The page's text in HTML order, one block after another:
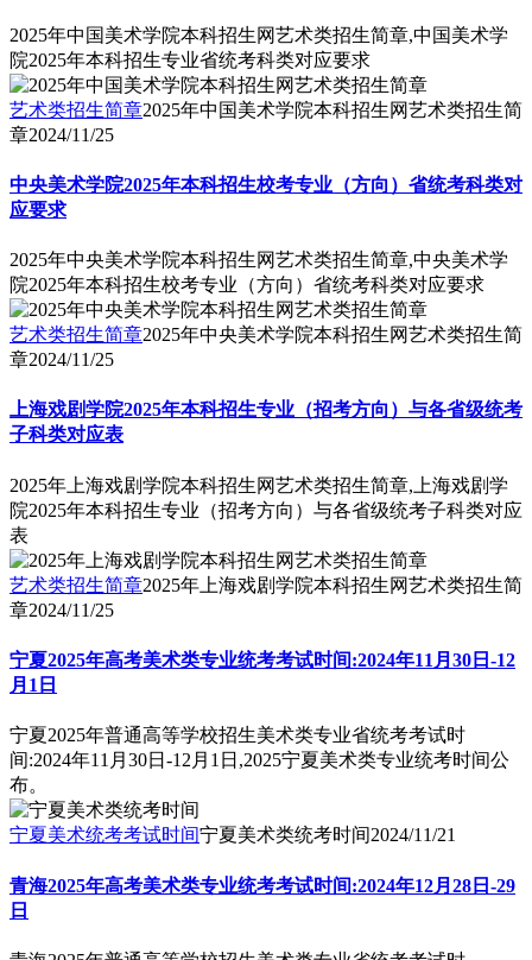
2025年中国美术学院本科招生网艺术类招生简章,中国美术学
院2025年本科招生专业省统考科类对应要求
艺术类招生简章2025年中国美术学院本科招生网艺术类招生简
章2024/11/25
中央美术学院2025年本科招生校考专业（方向）省统考科类对
应要求
2025年中央美术学院本科招生网艺术类招生简章,中央美术学
院2025年本科招生校考专业（方向）省统考科类对应要求
艺术类招生简章2025年中央美术学院本科招生网艺术类招生简
章2024/11/25
上海戏剧学院2025年本科招生专业（招考方向）与各省级统考
子科类对应表
2025年上海戏剧学院本科招生网艺术类招生简章,上海戏剧学
院2025年本科招生专业（招考方向）与各省级统考子科类对应
表
艺术类招生简章2025年上海戏剧学院本科招生网艺术类招生简
章2024/11/25
宁夏2025年高考美术类专业统考考试时间:2024年11月30日-12
月1日
宁夏2025年普通高等学校招生美术类专业省统考考试时
间:2024年11月30日-12月1日,2025宁夏美术类专业统考时间公
布。
宁夏美术统考考试时间宁夏美术类统考时间2024/11/21
青海2025年高考美术类专业统考考试时间:2024年12月28日-29
日